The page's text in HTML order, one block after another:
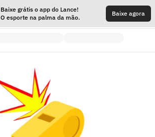
Baixe grátis o app do Lance!
O esporte na palma da mão.
Baixe agora